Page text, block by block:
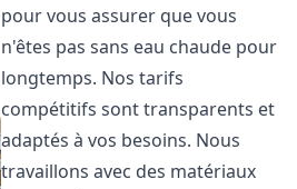
pour vous assurer que vous
n'êtes pas sans eau chaude pour
longtemps. Nos tarifs
compétitifs sont transparents et
adaptés à vos besoins. Nous
travaillons avec des matériaux